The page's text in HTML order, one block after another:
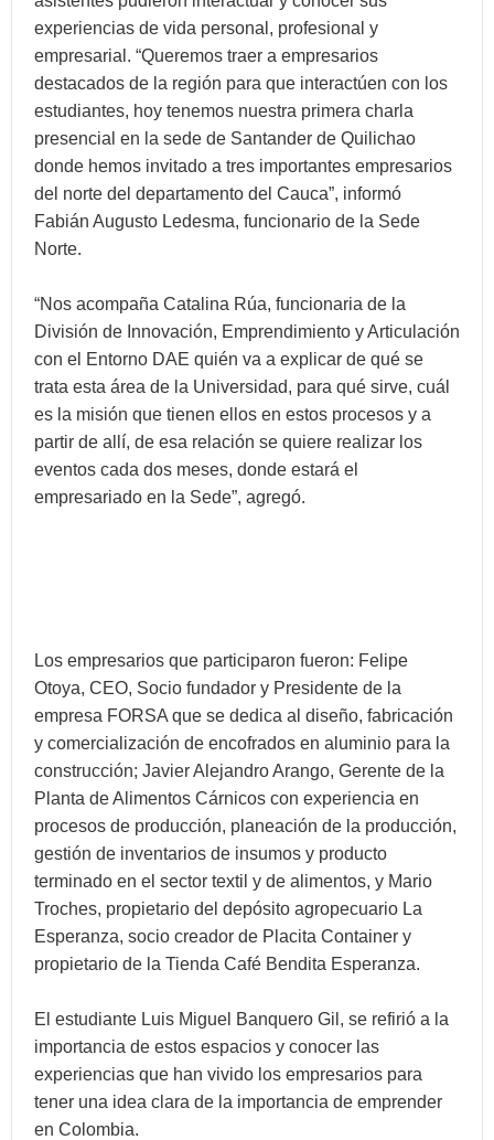
experiencias de vida personal, profesional y
empresarial. “Queremos traer a empresarios
destacados de la región para que interactúen con los
estudiantes, hoy tenemos nuestra primera charla
presencial en la sede de Santander de Quilichao
donde hemos invitado a tres importantes empresarios
del norte del departamento del Cauca”, informó
Fabián Augusto Ledesma, funcionario de la Sede
Norte.
“Nos acompaña Catalina Rúa, funcionaria de la
División de Innovación, Emprendimiento y Articulación
con el Entorno DAE quién va a explicar de qué se
trata esta área de la Universidad, para qué sirve, cuál
es la misión que tienen ellos en estos procesos y a
partir de allí, de esa relación se quiere realizar los
eventos cada dos meses, donde estará el
empresariado en la Sede”, agregó.
Los empresarios que participaron fueron: Felipe
Otoya, CEO, Socio fundador y Presidente de la
empresa FORSA que se dedica al diseño, fabricación
y comercialización de encofrados en aluminio para la
construcción; Javier Alejandro Arango, Gerente de la
Planta de Alimentos Cárnicos con experiencia en
procesos de producción, planeación de la producción,
gestión de inventarios de insumos y producto
terminado en el sector textil y de alimentos, y Mario
Troches, propietario del depósito agropecuario La
Esperanza, socio creador de Placita Container y
propietario de la Tienda Café Bendita Esperanza.
El estudiante Luis Miguel Banquero Gil, se refirió a la
importancia de estos espacios y conocer las
experiencias que han vivido los empresarios para
tener una idea clara de la importancia de emprender
en Colombia.